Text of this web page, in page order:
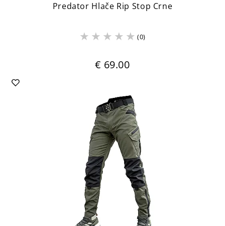
Predator Hlače Rip Stop Crne
(0)
€ 69.00